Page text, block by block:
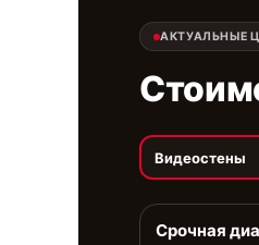
АКТУАЛЬНЫЕ
Видеостены
Срочная